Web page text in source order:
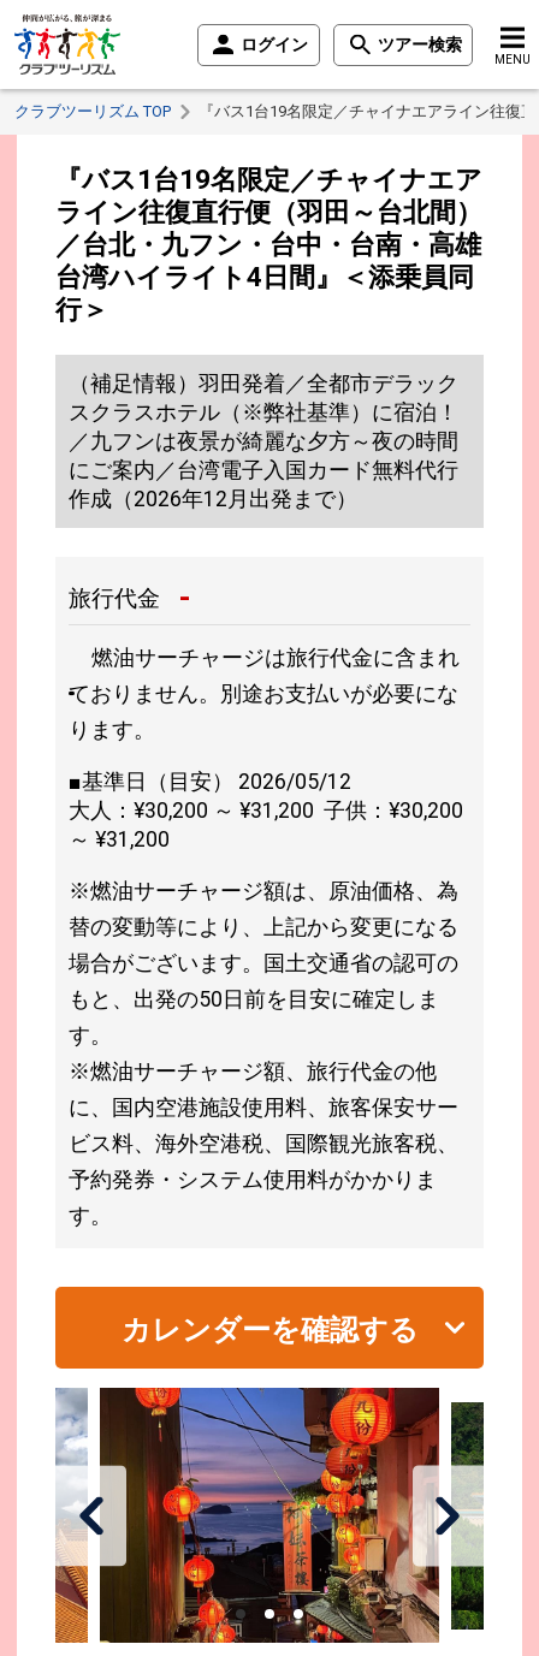
ログイン ツアー検索
MENU
クラブツーリズム TOP 『バス1台19名限定／チャイナエアライン往復
『バス1台19名限定／チャイナエア
ライン往復直行便（羽田～台北間）
／台北・九フン・台中・台南・高雄
台湾ハイライト4日間』＜添乗員同
行＞
（補足情報）羽田発着／全都市デラック
スクラスホテル（※弊社基準）に宿泊！
／九フンは夜景が綺麗な夕方～夜の時間
にご案内／台湾電子入国カード無料代行
作成（2026年12月出発まで）
旅行代金 -
燃油サーチャージは旅行代金に含まれ
ておりません。別途お支払いが必要にな
ります。
■基準日（目安） 2026/05/12
大人：¥30,200 ～ ¥31,200 子供：¥30,200
～ ¥31,200
※燃油サーチャージ額は、原油価格、為
替の変動等により、上記から変更になる
場合がございます。国土交通省の認可の
もと、出発の50日前を目安に確定しま
す。
※燃油サーチャージ額、旅行代金の他
に、国内空港施設使用料、旅客保安サー
ビス料、海外空港税、国際観光旅客税、
予約発券・システム使用料がかかりま
す。
カレンダーを確認する